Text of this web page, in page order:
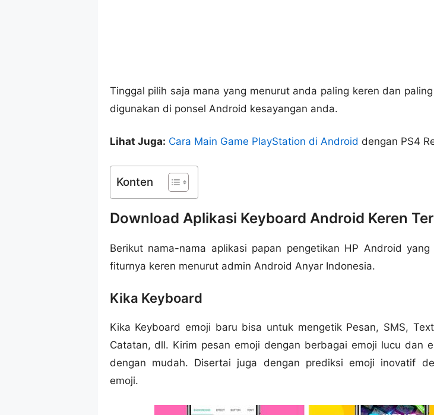
Tinggal pilih saja mana yang menurut anda paling keren dan
digunakan di ponsel Android kesayangan anda.
Lihat Juga: Cara Main Game PlayStation di Android dengan PS4
Konten
Download Aplikasi Keyboard Android Keren
Berikut nama-nama aplikasi papan pengetikan HP Android yang
fiturnya keren menurut admin Android Anyar Indonesia.
Kika Keyboard
Kika Keyboard emoji baru bisa untuk mengetik Pesan, SMS,
Catatan, dll. Kirim pesan emoji dengan berbagai emoji lucu dan
dengan mudah. Disertai juga dengan prediksi emoji inovatif
emoji.